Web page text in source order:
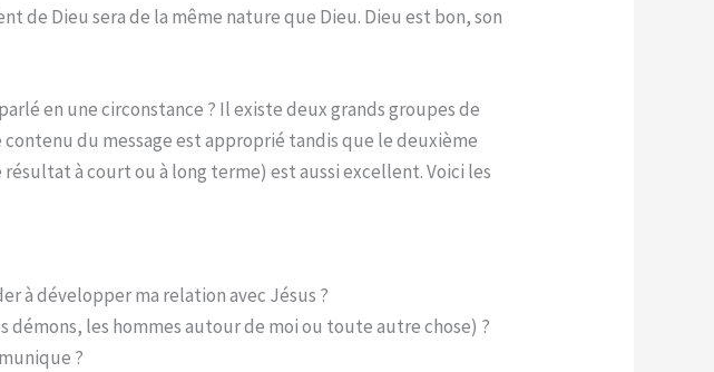
de Dieu sera de la même nature que Dieu. Dieu est bon, son
en une circonstance ? Il existe deux grands groupes de
du message est approprié tandis que le deuxième
à court ou à long terme) est aussi excellent. Voici les
à développer ma relation avec Jésus ?
démons, les hommes autour de moi ou toute autre chose) ?
?